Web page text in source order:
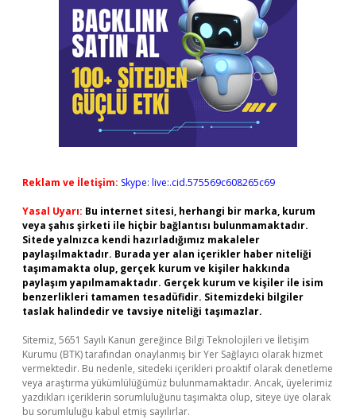
Reklam ve İletişim: Skype: live:.cid.575569c608265c69
Yasal Uyarı: Bu internet sitesi, herhangi bir marka, kurum
veya şahıs şirketi ile hiçbir bağlantısı bulunmamaktadır.
Sitede yalnızca kendi hazırladığımız makaleler
paylaşılmaktadır. Burada yer alan içerikler haber niteliği
taşımamakta olup, gerçek kurum ve kişiler hakkında
paylaşım yapılmamaktadır. Gerçek kurum ve kişiler ile isim
benzerlikleri tamamen tesadüfidir. Sitemizdeki bilgiler
taslak halindedir ve tavsiye niteliği taşımazlar.
Sitemiz, 5651 Sayılı Kanun gereğince Bilgi Teknolojileri ve İletişim
Kurumu (BTK) tarafından onaylanmış bir Yer Sağlayıcı olarak hizmet
vermektedir. Bu nedenle, sitedeki içerikleri proaktif olarak denetleme
veya araştırma yükümlülüğümüz bulunmamaktadır. Ancak, üyelerimiz
yazdıkları içeriklerin sorumluluğunu taşımakta olup, siteye üye olarak
bu sorumluluğu kabul etmiş sayılırlar.